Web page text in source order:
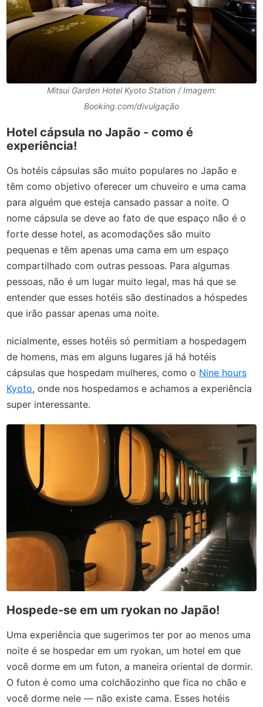
Mitsui Garden Hotel Kyoto Station / Imagem:
Booking.com/divulgação
Hotel cápsula no Japão - como é
experiência!
Os hotéis cápsulas são muito populares no Japão e
têm como objetivo oferecer um chuveiro e uma cama
para alguém que esteja cansado passar a noite. O
nome cápsula se deve ao fato de que espaço não é o
forte desse hotel, as acomodações são muito
pequenas e têm apenas uma cama em um espaço
compartilhado com outras pessoas. Para algumas
pessoas, não é um lugar muito legal, mas há que se
entender que esses hotéis são destinados a hóspedes
que irão passar apenas uma noite.
nicialmente, esses hotéis só permitiam a hospedagem
de homens, mas em alguns lugares já há hotéis
cápsulas que hospedam mulheres, como o Nine hours
Kyoto, onde nos hospedamos e achamos a experiência
super interessante.
Hospede-se em um ryokan no Japão!
Uma experiência que sugerimos ter por ao menos uma
noite é se hospedar em um ryokan, um hotel em que
você dorme em um futon, a maneira oriental de dormir.
O futon é como uma colchãozinho que fica no chão e
você dorme nele — não existe cama. Esses hotéis